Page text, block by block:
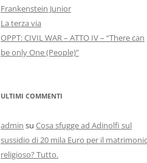
Frankenstein Junior
La terza via
OPPT: CIVIL WAR – ATTO IV – “There can
be only One (People)”
ULTIMI COMMENTI
admin su Cosa sfugge ad Adinolfi sul
sussidio di 20 mila Euro per il
religioso? Tutto.